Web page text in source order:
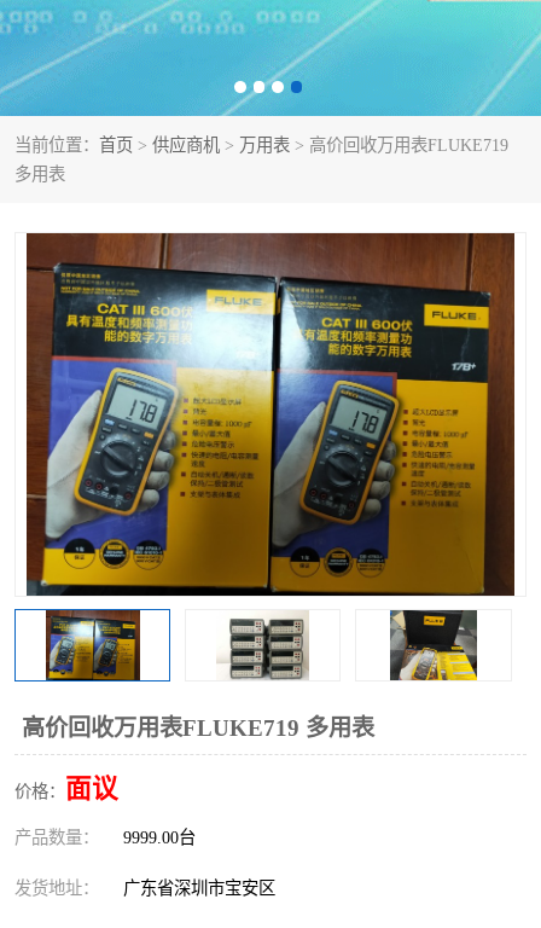
当前位置： 首页 > 供应商机 > 万用表 > 高价回收万用表FLUKE719
多用表
高价回收万用表FLUKE719 多用表
价格： 面议
产品数量： 9999.00台
发货地址： 广东省深圳市宝安区
功率计 校准件
校准仪 阻抗分析仪
音频分析仪